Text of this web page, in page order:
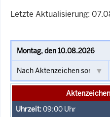
Letzte Aktualisierung:
09:00 Uhr